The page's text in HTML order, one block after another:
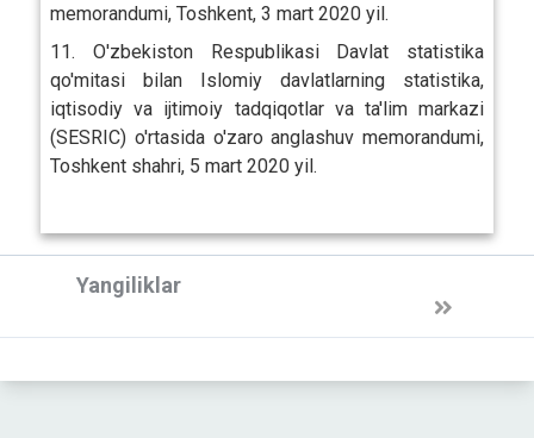
memorandumi, Toshkent, 3 mart 2020 yil.
11. O'zbekiston Respublikasi Davlat statistika
qo'mitasi bilan Islomiy davlatlarning statistika,
iqtisodiy va ijtimoiy tadqiqotlar va ta'lim markazi
(SESRIC) o'rtasida o'zaro anglashuv memorandumi,
Toshkent shahri, 5 mart 2020 yil.
Yangiliklar